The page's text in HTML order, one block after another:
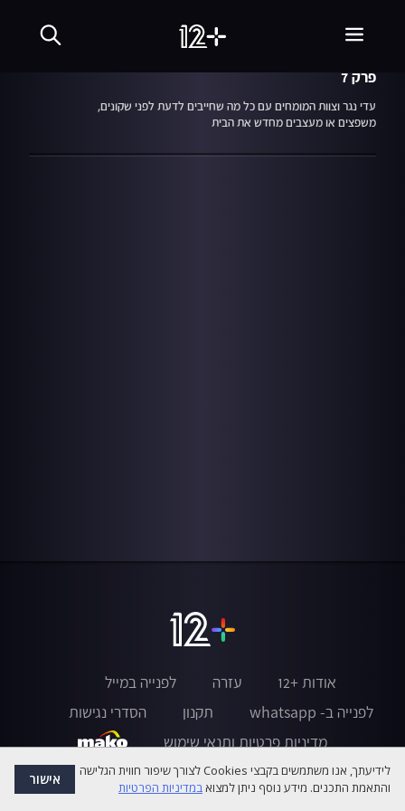
עד הבית
פרק 7
עדי נגר וצוות המומחים עם כל מה שחייבים לדעת לפני שקונים,
משפצים או מעצבים מחדש את הבית
אודות +12 עזרה
לפנייה במייל
לפנייה ב- whatsapp
תקנון
הסדרי נגישות
מדיניות פרטיות ותנאי שימוש
לידיעתך, אנו משתמשים בקבצי Cookies לצורך שיפור חווית הגלישה
והתאמת התכנים. מידע נוסף ניתן למצואבמדיניות הפרטיות אישור